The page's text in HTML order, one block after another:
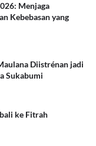
Menjaga
Kebebasan yang
Diistrénan jadi
Sukabumi
ke Fitrah